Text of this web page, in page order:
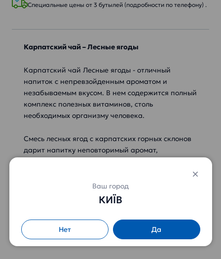
Специальные цены от 3 бутылей (подробности по телефону) .
Карпатский чай – Лесные ягоды
Карпатский чай Лесные ягоды - отличный
напиток с непревзойденным ароматом и
незабываемым вкусом. В нем содержится полный
комплекс полезных витаминов, столь
необходимых организму человека.
Смесь лесных ягод с карпатских горных склонов
дарит напитку неповторимый аромат,
способствует повышению иммунитета,
очищению организма, благотворно влияет на
противопростудным средством.
Характеристики:
Ваш город
КИЇВ
Нет Да